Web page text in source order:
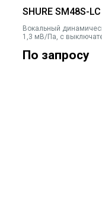
SHURE SM48S-
Вокальный
1,3 мВ/Па, с
По запросу